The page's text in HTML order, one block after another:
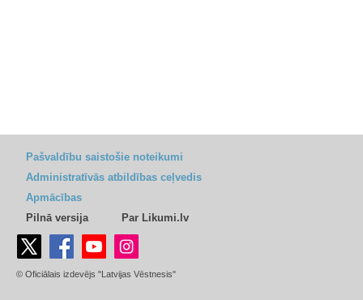
Pašvaldību saistošie noteikumi
Administratīvās atbildības ceļvedis
Apmācības
Pilnā versija
Par Likumi.lv
© Oficiālais izdevējs "Latvijas Vēstnesis"